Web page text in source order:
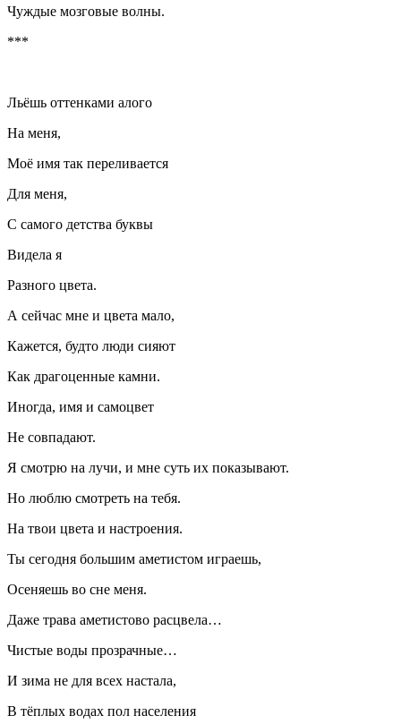
Чуждые мозговые волны.
***
Льёшь оттенками алого
На меня,
Моё имя так переливается
Для меня,
С самого детства буквы
Видела я
Разного цвета.
А сейчас мне и цвета мало,
Кажется, будто люди сияют
Как драгоценные камни.
Иногда, имя и самоцвет
Не совпадают.
Я смотрю на лучи, и мне суть их показывают.
Но люблю смотреть на тебя.
На твои цвета и настроения.
Ты сегодня большим аметистом играешь,
Осеняешь во сне меня.
Даже трава аметистово расцвела…
Чистые воды прозрачные…
И зима не для всех настала,
В тёплых водах пол населения